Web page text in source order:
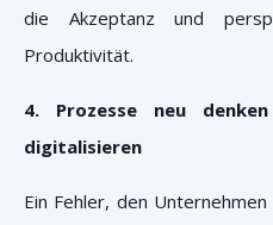
die Akzeptanz und
Produktivität.
4. Prozesse neu
digitalisieren
Ein Fehler, den